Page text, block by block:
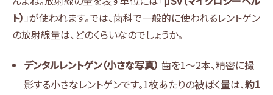
ト） 」が使われます。では、歯科で一般的に使われるレントゲン
の放射線量は、どのくらいなのでしょうか。
デンタルレントゲン（小さな写真） 歯を1～2本、精密に撮
影する小さなレントゲンです。1枚あたりの被ばく量は、約1